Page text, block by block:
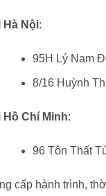
Hà Nội:
95H Lý Nam
8/16 Huỳnh
Hồ Chí Minh:
96 Tôn Thất
cấp hành trình,